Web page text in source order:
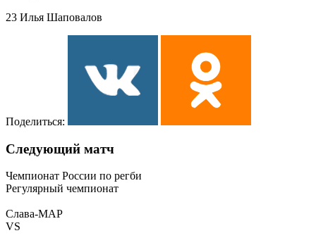
23 Илья Шаповалов
Поделиться:
Следующий матч
Чемпионат России по регби
Регулярный чемпионат
Слава-МАР
VS